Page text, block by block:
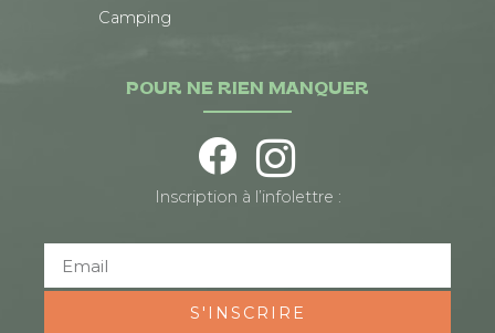
Camping
POUR NE RIEN MANQUER
Inscription à l’infolettre :
S'INSCRIRE